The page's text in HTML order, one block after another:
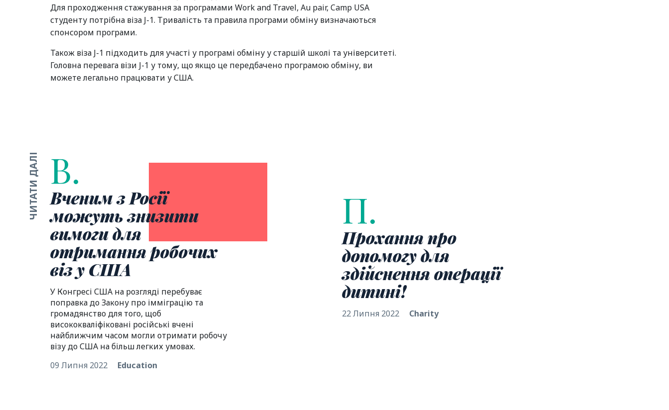
Для проходження стажування за програмами Work and Travel, Au pair, Camp USA
студенту потрібна віза J-1. Тривалість та правила програми обміну визначаються
спонсором програми.
Також віза J-1 підходить для участі у програмі обміну у старшій школі та університеті.
Головна перевага візи J-1 у тому, що якщо це передбачено програмою обміну, ви
можете легально працювати у США.
ЧИТАТИ ДАЛІ В.
Вченим з Росії
можуть знизити
вимоги для
отримання робочих
віз у США
У Конгресі США на розгляді перебуває
поправка до Закону про імміграцію та
громадянство для того, щоб
висококваліфіковані російські вчені
найближчим часом могли отримати робочу
візу до США на більш легких умовах.
09 Липня 2022
Education
П.
Прохання про
допомогу для
здійснення операції
дитині!
22 Липня 2022 Сharity